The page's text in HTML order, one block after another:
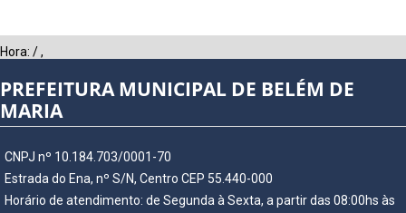
Hora: /,
PREFEITURA MUNICIPAL DE BELÉM DE
MARIA
CNPJ nº 10.184.703/0001-70
Estrada do Ena, nº S/N, Centro CEP 55.440-000
Horário de atendimento: de Segunda à Sexta, a partir das 08:00hs às